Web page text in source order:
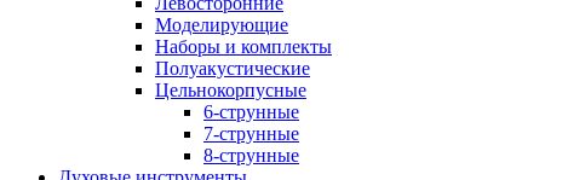
Моделирующие
Наборы и комплекты
Полуакустические
Цельнокорпусные
6-струнные
7-струнные
8-струнные